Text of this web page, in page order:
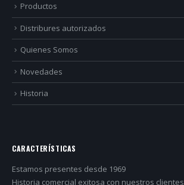
Productos
Distribures autorizados
Quienes Somos
Novedades
Historia
CARACTERÍSTICAS
Estamos presentes desde 1969
Historia comercial exitosa con nuestros clientes